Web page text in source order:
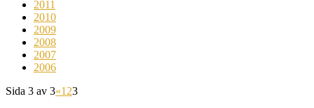
2011
2010
2009
2008
2007
2006
Sida 3 av 3«123